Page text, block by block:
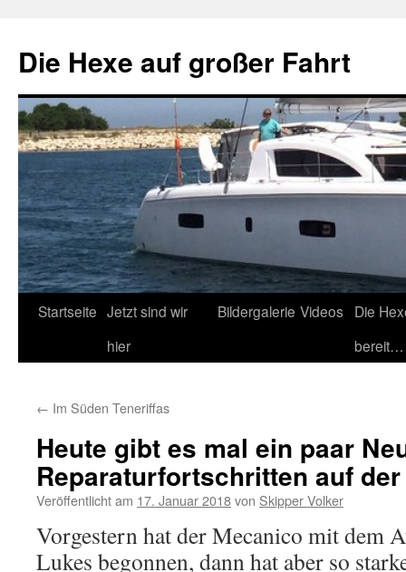
springen
Die Hexe auf großer Fahrt
Startseite Jetzt sind wir
hier
Bildergalerie Videos
Die
bereit…
← Im Süden Teneriffas
Heute gibt es mal ein paar
Reparaturfortschritten auf der
Veröffentlicht am 17. Januar 2018von Skipper Volker
Vorgestern hat der Mecanico mit dem
Lukes begonnen, dann hat aber so